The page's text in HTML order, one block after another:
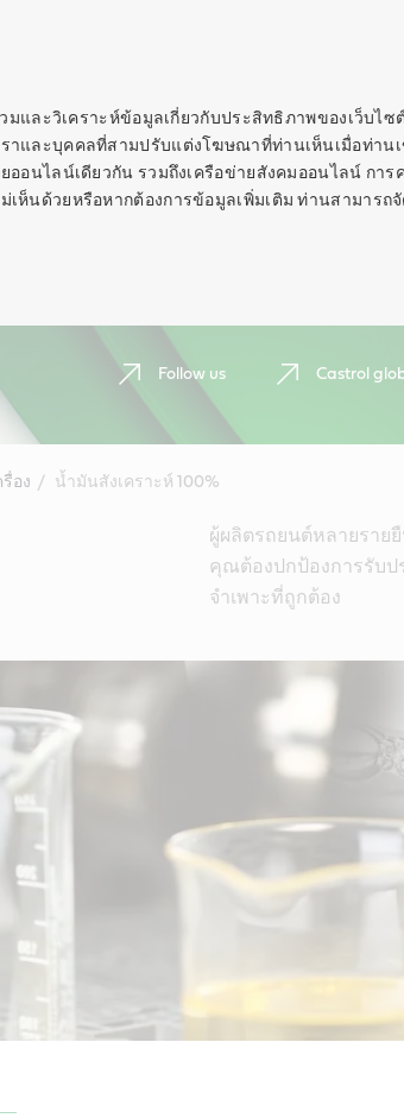
มและวิเคราะห์ข้อมูลเกี่ยวกับประสิทธิภาพของเว็บไซ
าและบุคคลที่สามปรับแต่งโฆษณาที่ท่านเห็นเมื่อท่าน
อนไลน์เดียวกัน รวมถึงเครือข่ายสังคมออนไลน์ การ
ห็นด้วยหรือหากต้องการข้อมูลเพิ่มเติม ท่านสามารถ
Follow us Castrol
อง น้ำมันสังเคราะห์ 100%
ผู้ผลิตรถยนต์หลายราย
คุณต้องปกป้องการรับ
จำเพาะที่ถูกต้อง